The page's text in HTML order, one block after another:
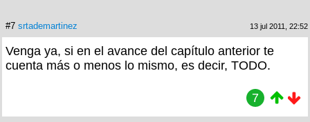
#7 srtademartinez 13 jul 2011, 22:52
Venga ya, si en el avance del capítulo anterior te
cuenta más o menos lo mismo, es decir, TODO.
7